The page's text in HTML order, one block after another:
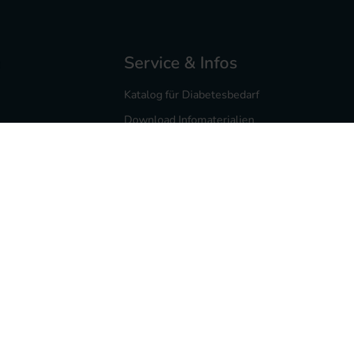
Service & Infos
Katalog für Diabetesbedarf
Download Infomaterialien